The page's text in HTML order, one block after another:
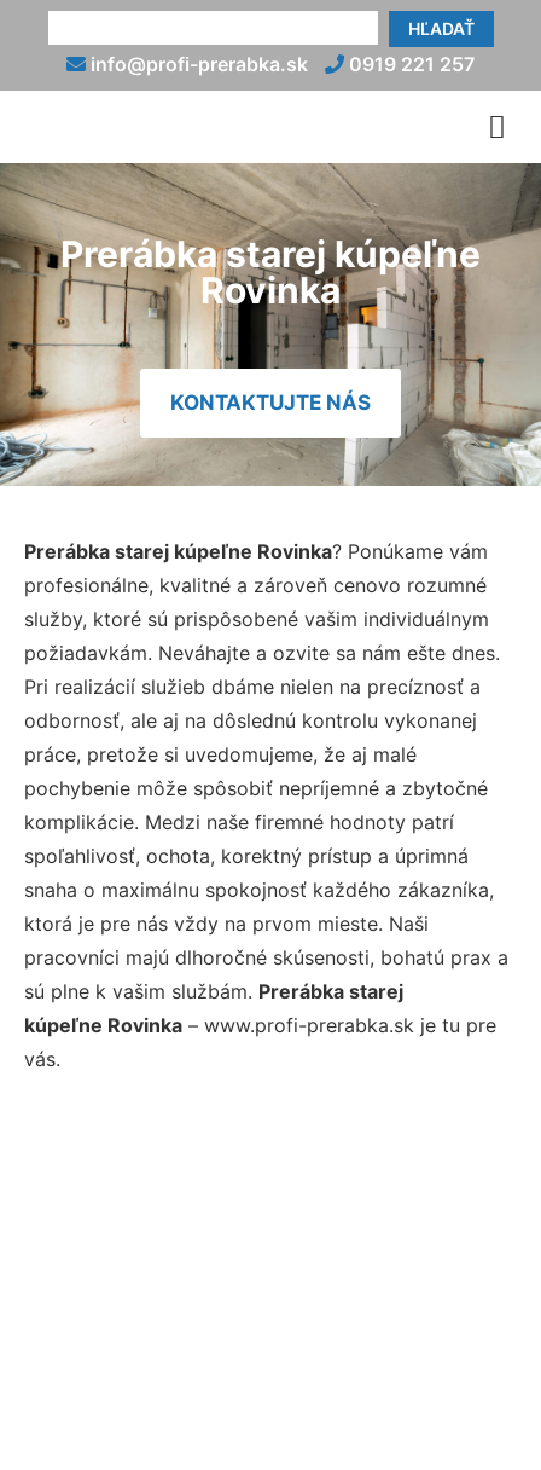
HĽADAŤ
info@profi-prerabka.sk 0919 221 257
Prerábka starej kúpeľne
Rovinka
KONTAKTUJTE NÁS
Prerábka starej kúpeľne Rovinka? Ponúkame vám
profesionálne, kvalitné a zároveň cenovo rozumné
služby, ktoré sú prispôsobené vašim individuálnym
požiadavkám. Neváhajte a ozvite sa nám ešte dnes.
Pri realizácií služieb dbáme nielen na precíznosť a
odbornosť, ale aj na dôslednú kontrolu vykonanej
práce, pretože si uvedomujeme, že aj malé
pochybenie môže spôsobiť nepríjemné a zbytočné
komplikácie. Medzi naše firemné hodnoty patrí
spoľahlivosť, ochota, korektný prístup a úprimná
snaha o maximálnu spokojnosť každého zákazníka,
ktorá je pre nás vždy na prvom mieste. Naši
pracovníci majú dlhoročné skúsenosti, bohatú prax a
sú plne k vašim službám. Prerábka starej
kúpeľne Rovinka – www.profi-prerabka.sk je tu pre
vás.